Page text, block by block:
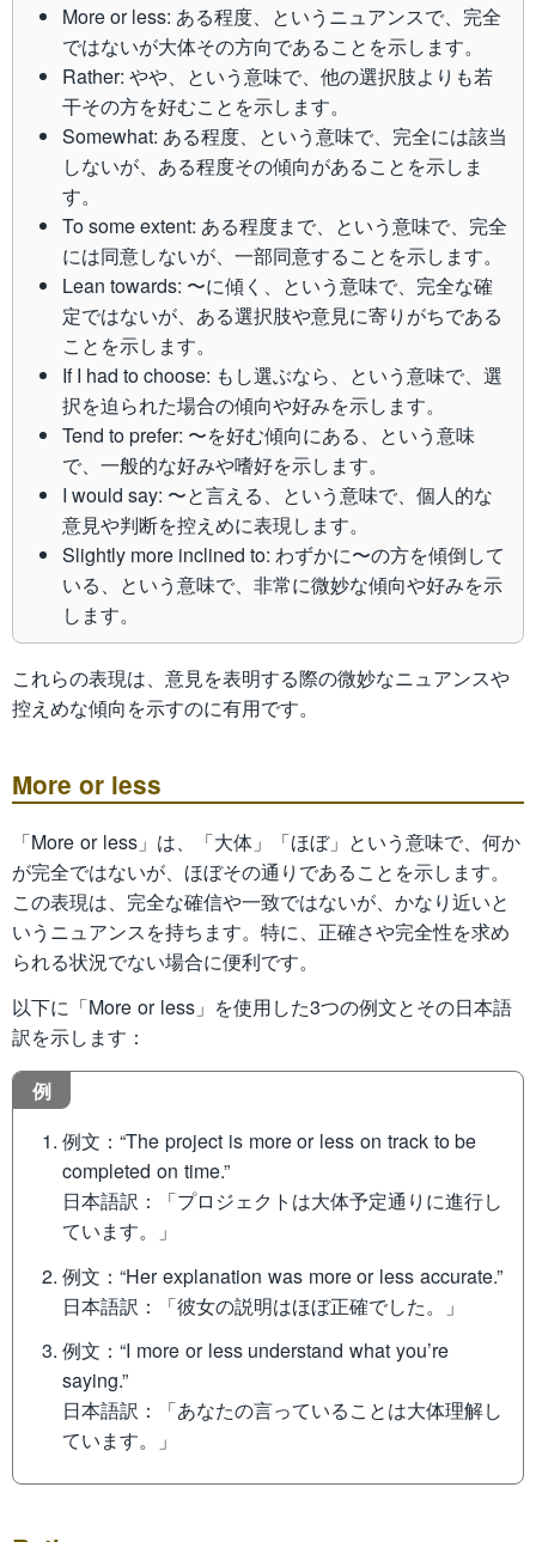
More or less: ある程度、というニュアンスで、完全
ではないが大体その方向であることを示します。
Rather: やや、という意味で、他の選択肢よりも若
干その方を好むことを示します。
Somewhat: ある程度、という意味で、完全には該当
しないが、ある程度その傾向があることを示しま
す。
To some extent: ある程度まで、という意味で、完全
には同意しないが、一部同意することを示します。
Lean towards: 〜に傾く、という意味で、完全な確
定ではないが、ある選択肢や意見に寄りがちである
ことを示します。
If I had to choose: もし選ぶなら、という意味で、選
択を迫られた場合の傾向や好みを示します。
Tend to prefer: 〜を好む傾向にある、という意味
で、一般的な好みや嗜好を示します。
I would say: 〜と言える、という意味で、個人的な
意見や判断を控えめに表現します。
Slightly more inclined to: わずかに〜の方を傾倒して
いる、という意味で、非常に微妙な傾向や好みを示
します。
これらの表現は、意見を表明する際の微妙なニュアンスや
控えめな傾向を示すのに有用です。
More or less
「More or less」は、「大体」「ほぼ」という意味で、何か
が完全ではないが、ほぼその通りであることを示します。
この表現は、完全な確信や一致ではないが、かなり近いと
いうニュアンスを持ちます。特に、正確さや完全性を求め
られる状況でない場合に便利です。
以下に「More or less」を使用した3つの例文とその日本語
訳を示します：
例
例文：“The project is more or less on track to be
completed on time.”
日本語訳：「プロジェクトは大体予定通りに進行し
ています。」
例文：“Her explanation was more or less accurate.”
日本語訳：「彼女の説明はほぼ正確でした。」
例文：“I more or less understand what you’re
saying.”
日本語訳：「あなたの言っていることは大体理解し
ています。」